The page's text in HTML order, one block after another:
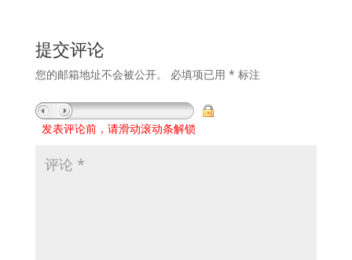
提交评论
您的邮箱地址不会被公开。 必填项已用 * 标注
发表评论前，请滑动滚动条解锁